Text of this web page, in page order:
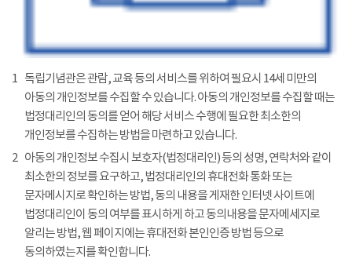
1 독립기념관은 관람, 교육 등의 서비스를 위하여 필요시 14세 미만의
아동의 개인정보를 수집할 수 있습니다. 아동의 개인정보를 수집할 때는
법정대리인의 동의를 얻어 해당 서비스 수행에 필요한 최소한의
개인정보를 수집하는 방법을 마련하고 있습니다.
2 아동의 개인정보 수집시 보호자(법정대리인) 등의 성명, 연락처와 같이
최소한의 정보를 요구하고, 법정대리인의 휴대전화 통화 또는
문자메시지로 확인하는 방법, 동의 내용을 게재한 인터넷 사이트에
법정대리인이 동의 여부를 표시하게 하고 동의내용을 문자메세지로
알리는 방법, 웹 페이지에는 휴대전화 본인인증 방법 등으로
동의하였는지를 확인합니다.